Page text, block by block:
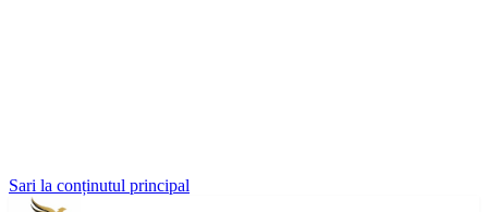
Sari la conținutul principal